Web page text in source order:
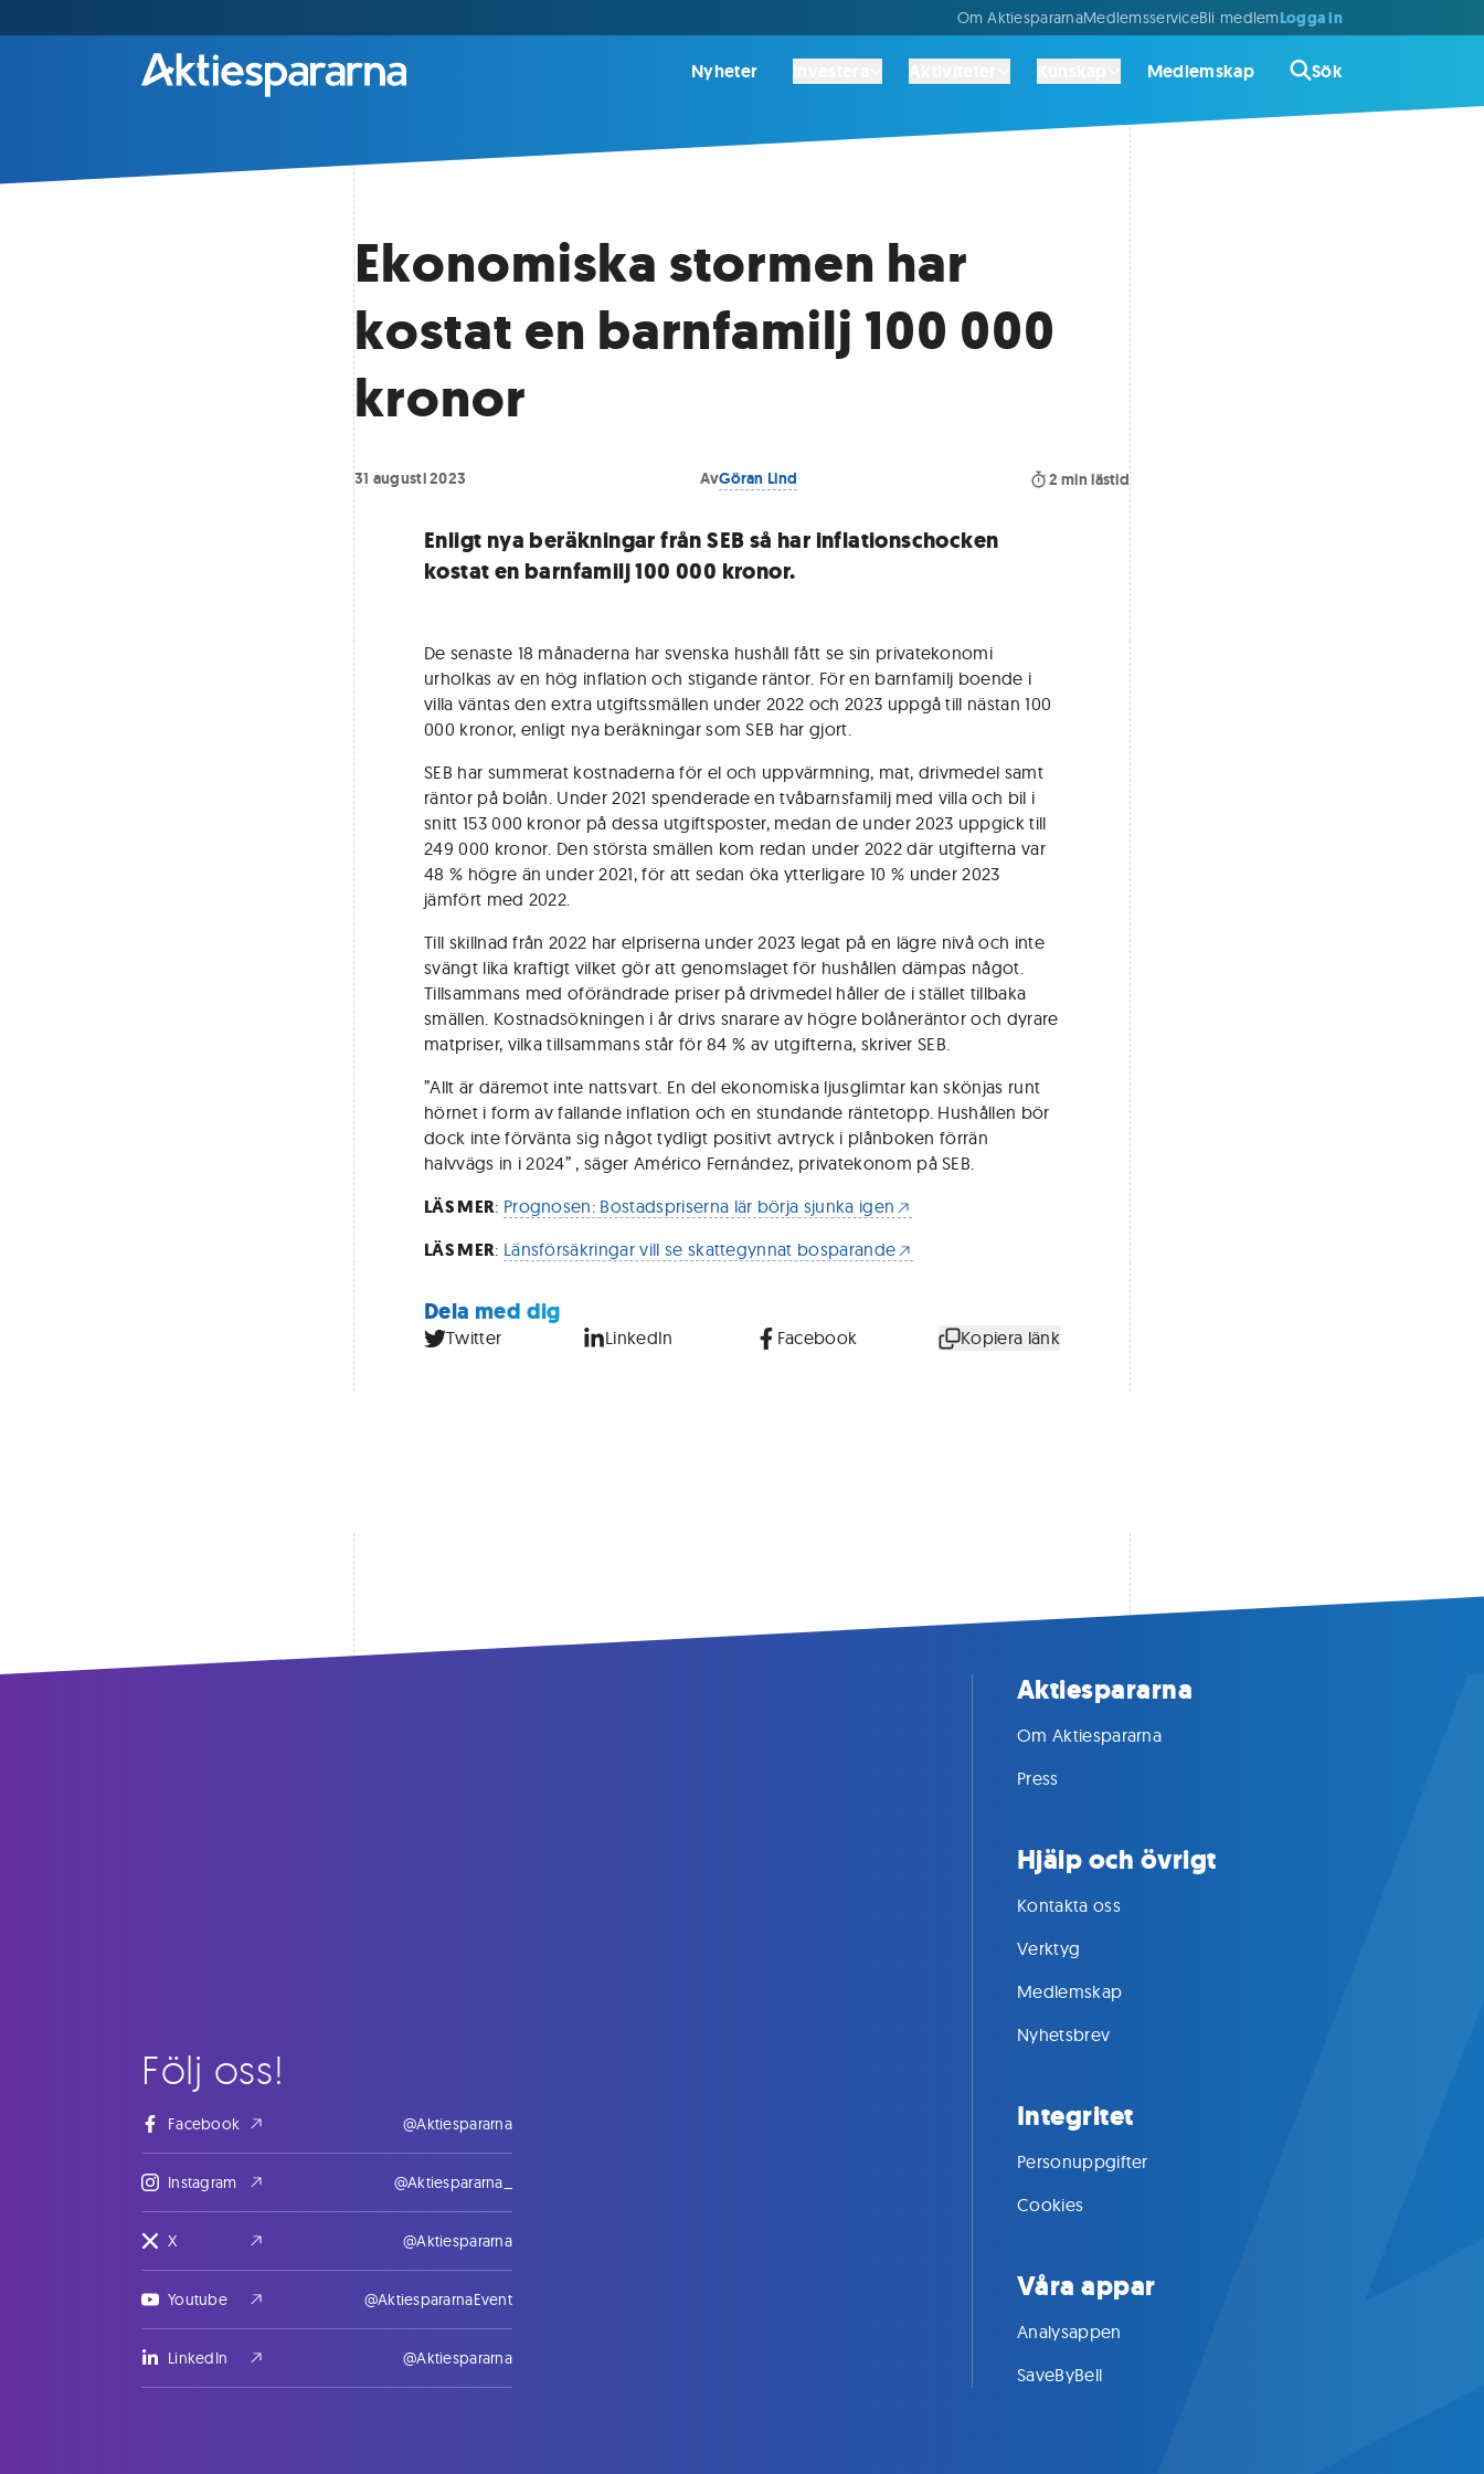
Om AktiespararnaMedlemsserviceBli medlemLogga in
Nyheter Medlemskap Sök
Ekonomiska stormen har
kostat en barnfamilj 100 000
kronor
31 augusti 2023 AvGöran Lind 2 min lästid
Enligt nya beräkningar från SEB så har inflationschocken
kostat en barnfamilj 100 000 kronor.
De senaste 18 månaderna har svenska hushåll fått se sin privatekonomi
urholkas av en hög inflation och stigande räntor. För en barnfamilj boende i
villa väntas den extra utgiftssmällen under 2022 och 2023 uppgå till nästan 100
000 kronor, enligt nya beräkningar som SEB har gjort.
SEB har summerat kostnaderna för el och uppvärmning, mat, drivmedel samt
räntor på bolån. Under 2021 spenderade en tvåbarnsfamilj med villa och bil i
snitt 153 000 kronor på dessa utgiftsposter, medan de under 2023 uppgick till
249 000 kronor. Den största smällen kom redan under 2022 där utgifterna var
48 % högre än under 2021, för att sedan öka ytterligare 10 % under 2023
jämfört med 2022.
Till skillnad från 2022 har elpriserna under 2023 legat på en lägre nivå och inte
svängt lika kraftigt vilket gör att genomslaget för hushållen dämpas något.
Tillsammans med oförändrade priser på drivmedel håller de i stället tillbaka
smällen. Kostnadsökningen i år drivs snarare av högre bolåneräntor och dyrare
matpriser, vilka tillsammans står för 84 % av utgifterna, skriver SEB.
”Allt är däremot inte nattsvart. En del ekonomiska ljusglimtar kan skönjas runt
hörnet i form av fallande inflation och en stundande räntetopp. Hushållen bör
dock inte förvänta sig något tydligt positivt avtryck i plånboken förrän
halvvägs in i 2024” , säger Américo Fernández, privatekonom på SEB.
LÄS MER: Prognosen: Bostadspriserna lär börja sjunka igen
LÄS MER: Länsförsäkringar vill se skattegynnat bosparande
Dela med dig
Twitter LinkedIn Facebook Kopiera länk
Följ oss!
Facebook @Aktiespararna
Instagram @Aktiespararna_
X @Aktiespararna
Youtube @AktiespararnaEvent
LinkedIn @Aktiespararna
Aktiespararna
Om Aktiespararna
Press
Hjälp och övrigt
Kontakta oss
Verktyg
Medlemskap
Nyhetsbrev
Integritet
Personuppgifter
Cookies
Våra appar
Analysappen
SaveByBell